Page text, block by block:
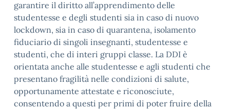
garantire il diritto all’apprendimento delle
studentesse e degli studenti sia in caso di nuovo
lockdown, sia in caso di quarantena, isolamento
fiduciario di singoli insegnanti, studentesse e
studenti, che di interi gruppi classe. La DDI è
orientata anche alle studentesse e agli studenti che
presentano fragilità nelle condizioni di salute,
opportunamente attestate e riconosciute,
consentendo a questi per primi di poter fruire della